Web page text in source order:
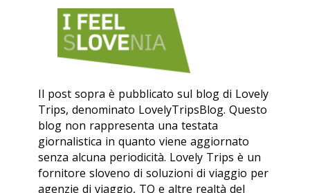
Il post sopra è pubblicato sul blog di Lovely
Trips, denominato LovelyTripsBlog. Questo
blog non rappresenta una testata
giornalistica in quanto viene aggiornato
senza alcuna periodicità. Lovely Trips è un
fornitore sloveno di soluzioni di viaggio per
agenzie di viaggio, TO e altre realtà del